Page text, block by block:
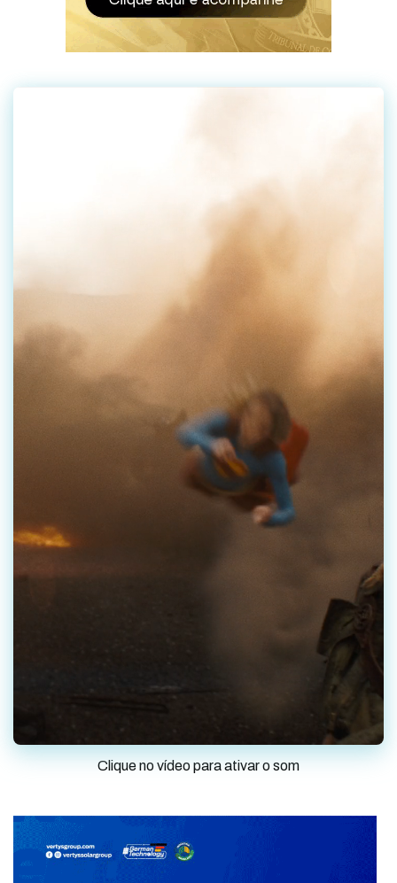
Clique no vídeo para ativar o som